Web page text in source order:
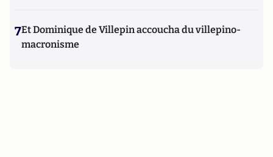
7Et Dominique de Villepin accoucha du villepino-
macronisme